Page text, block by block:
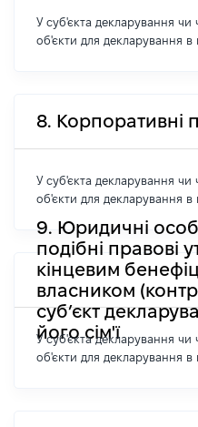
У суб'єкта декларування чи
об'єкти для декларування в
8. Корпоративні
У суб'єкта декларування чи
об'єкти для декларування в
9. Юридичні
подібні правові
кінцевим
власником
суб’єкт
його сім'ї
У суб'єкта декларування чи
об'єкти для декларування в